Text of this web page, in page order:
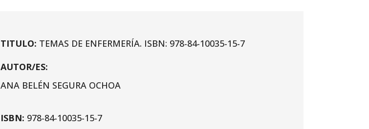
TITULO: TEMAS DE ENFERMERÍA. ISBN: 978-84-10035-15-7
AUTOR/ES:
ANA BELÉN SEGURA OCHOA
ISBN: 978-84-10035-15-7